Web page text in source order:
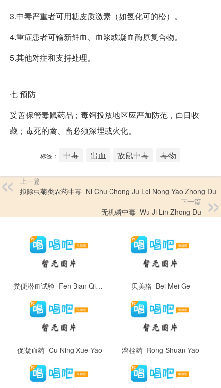
3.中毒严重者可用糖皮质激素（如氢化可的松）。
4.重症患者可输新鲜血、血浆或凝血酶原复合物。
5.其他对症和支持处理。
七预防
妥善保管毒鼠药品；毒饵投放地区应严加防范，白日收
藏；毒死的禽、畜必须深埋或火化。
标签： 中毒 出血 敌鼠中毒 毒物
上一篇
拟除虫菊类农药中毒_Ni Chu Chong Ju Lei Nong Yao Zhong Du
下一篇
无机磷中毒_Wu Ji Lin Zhong Du
粪便潜血试验_Fen Bian Qian Xue Shi Yan 贝美格_Bei Mei Ge
促凝血药_Cu Ning Xue Yao 溶栓药_Rong Shuan Yao